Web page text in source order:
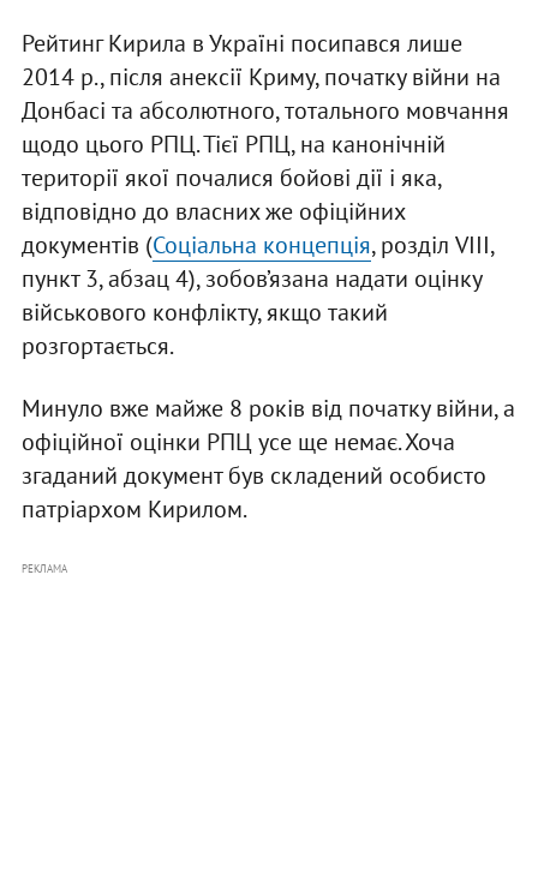
Рейтинг Кирила в Україні посипався лише
2014 р., після анексії Криму, початку війни на
Донбасі та абсолютного, тотального мовчання
щодо цього РПЦ. Тієї РПЦ, на канонічній
території якої почалися бойові дії і яка,
відповідно до власних же офіційних
документів (Соціальна концепція, розділ VIII,
пункт 3, абзац 4), зобов’язана надати оцінку
військового конфлікту, якщо такий
розгортається.
Минуло вже майже 8 років від початку війни, а
офіційної оцінки РПЦ усе ще немає. Хоча
згаданий документ був складений особисто
патріархом Кирилом.
РЕКЛАМА